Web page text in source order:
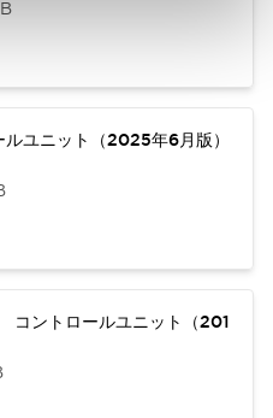
ユニット（2025年6月版）
ントロールユニット（201